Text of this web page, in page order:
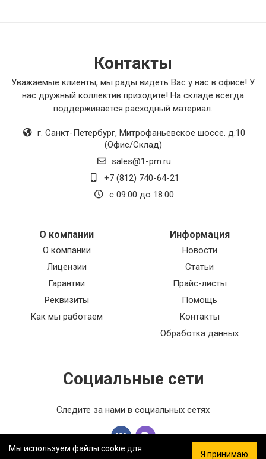
своей стильностью и сдержанностью. Он
гармонично вписался в интерьер моего
помещения, придавая ему особый шарм.
В общем, я беззаветно рекомендую этот товар
всем, кто ищет качественное и надежное
такой замечательный продукт!
Контакты
Уважаемые клиенты, мы рады видеть Вас у нас в офисе! У
нас дружный коллектив приходите! На складе всегда
поддерживается расходный материал.
г. Санкт-Петербург, Митрофаньевское шоссе. д.10
(Офис/Склад)
sales@1-pm.ru
+7 (812) 740-64-21
с 09:00 до 18:00
О компании
О компании
Лицензии
Гарантии
Реквизиты
Как мы работаем
Информация
Новости
Статьи
Прайс-листы
Помощь
Контакты
Обработка данных
Социальные сети
Следите за нами в социальных сетях
Мы используем файлы cookie для
Я принимаю